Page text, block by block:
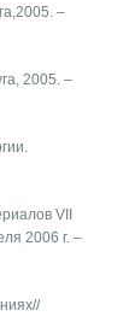
–
2005. –
VII
2006 г. –